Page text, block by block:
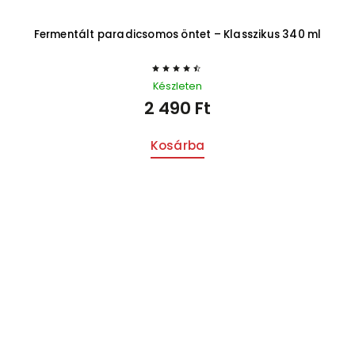
Fermentált paradicsomos öntet – Klasszikus 340 ml
Készleten
2 490 Ft
Kosárba